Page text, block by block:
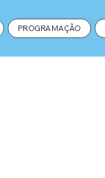
PROGRAMAÇÃO